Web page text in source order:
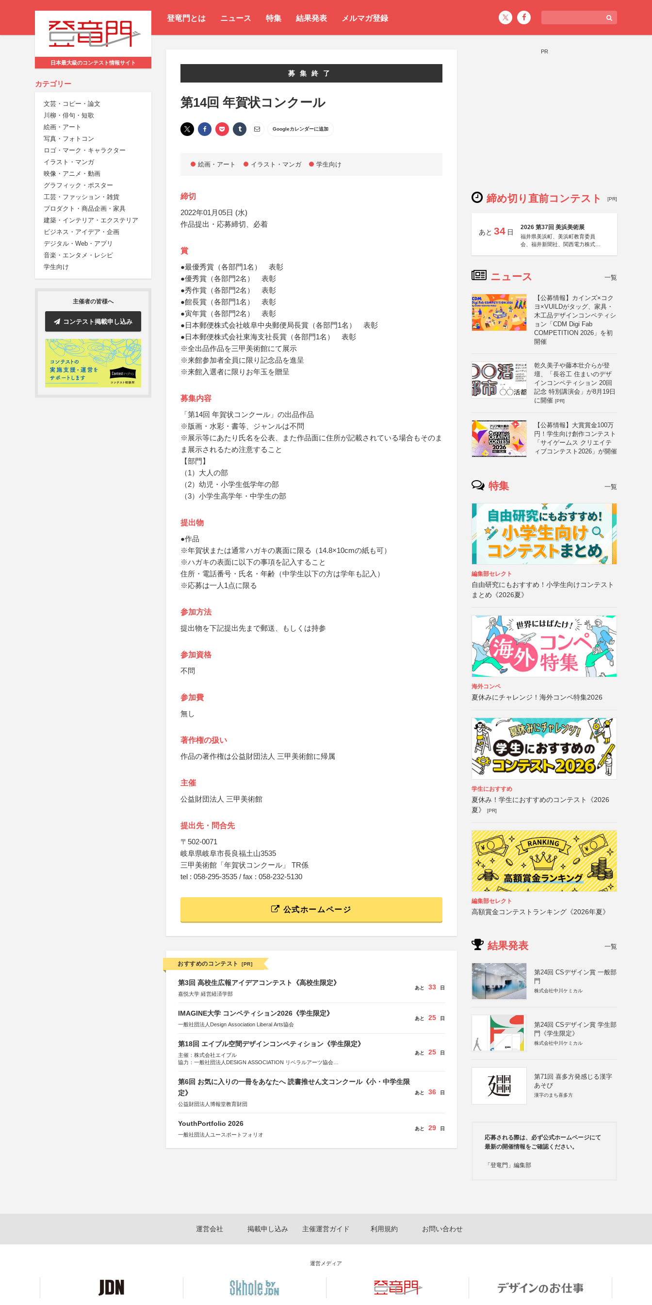
登竜門とは ニュース 特集 結果発表 メルマガ登録
日本最大級のコンテスト情報サイト
カテゴリー
文芸・コピー・論文
川柳・俳句・短歌
絵画・アート
写真・フォトコン
ロゴ・マーク・キャラクター
イラスト・マンガ
映像・アニメ・動画
グラフィック・ポスター
工芸・ファッション・雑貨
プロダクト・商品企画・家具
建築・インテリア・エクステリア
ビジネス・アイデア・企画
デジタル・Web・アプリ
音楽・エンタメ・レシピ
学生向け
主催者の皆様へ
コンテスト掲載申し込み
募集終了
第14回 年賀状コンクール
Googleカレンダーに追加
絵画・アート イラスト・マンガ 学生向け
締切
2022年01月05日 (水)
作品提出・応募締切、必着
賞
●最優秀賞（各部門1名） 表彰
●優秀賞（各部門2名） 表彰
●秀作賞（各部門2名） 表彰
●館長賞（各部門1名） 表彰
●寅年賞（各部門2名） 表彰
●日本郵便株式会社岐阜中央郵便局長賞（各部門1名） 表彰
●日本郵便株式会社東海支社長賞（各部門1名） 表彰
※全出品作品を三甲美術館にて展示
※来館参加者全員に限り記念品を進呈
※来館入選者に限りお年玉を贈呈
募集内容
「第14回 年賀状コンクール」の出品作品
※版画・水彩・書等、ジャンルは不問
※展示等にあたり氏名を公表、また作品面に住所が記載されている場合もそのま
ま展示されるため注意すること
【部門】
（1）大人の部
（2）幼児・小学生低学年の部
（3）小学生高学年・中学生の部
提出物
●作品
※年賀状または通常ハガキの裏面に限る（14.8×10cmの紙も可）
※ハガキの表面に以下の事項を記入すること
住所・電話番号・氏名・年齢（中学生以下の方は学年も記入）
※応募は一人1点に限る
参加方法
提出物を下記提出先まで郵送、もしくは持参
参加資格
不問
参加費
無し
著作権の扱い
作品の著作権は公益財団法人 三甲美術館に帰属
主催
公益財団法人 三甲美術館
提出先・問合先
〒502-0071
岐阜県岐阜市長良福土山3535
三甲美術館「年賀状コンクール」 TR係
tel : 058-295-3535 / fax : 058-232-5130
公式ホームページ
おすすめのコンテスト [PR]
第3回 高校生広報アイデアコンテスト《高校生限定》
嘉悦大学 経営経済学部
あと 33 日
IMAGINE大学 コンペティション2026《学生限定》
一般社団法人Design Association Liberal Arts協会
あと 25 日
第18回 エイブル空間デザインコンペティション《学生限定》
主催：株式会社エイブル
協力：一般社団法人DESIGN ASSOCIATION リベラルアーツ協会
あと 25 日
第6回 お気に入りの一冊をあなたへ 読書推せん文コンクール《小・中学生限
定》
公益財団法人博報堂教育財団
あと 36 日
YouthPortfolio 2026
一般社団法人ユースポートフォリオ
あと 29 日
PR
締め切り直前コンテスト [PR]
あと 34 日
2026 第37回 美浜美術展
福井県美浜町、美浜町教育委員
会、福井新聞社、関西電力株式会
ニュース 一覧
【公募情報】カインズ×コク
ヨ×VUILDがタッグ、家具・
木工品デザインコンペティシ
ョン「CDM Digi Fab
COMPETITION 2026」を初
開催
乾久美子や藤本壮介らが登
壇、「長谷工 住まいのデザ
インコンペティション 20回
記念 特別講演会」が8月19日
に開催 [PR]
【公募情報】大賞賞金100万
円！学生向け創作コンテスト
「サイゲームス クリエイテ
ィブコンテスト2026」が開催
特集 一覧
編集部セレクト
自由研究にもおすすめ！小学生向けコンテスト
まとめ《2026夏》
海外コンペ
夏休みにチャレンジ！海外コンペ特集2026
学生におすすめ
夏休み！学生におすすめのコンテスト《2026
夏》
[PR]
編集部セレクト
高額賞金コンテストランキング《2026年夏》
結果発表 一覧
第24回 CSデザイン賞 一般部
門
株式会社中川ケミカル
第24回 CSデザイン賞 学生部
門《学生限定》
株式会社中川ケミカル
第71回 喜多方発感じる漢字
あそび
漢字のまち喜多方
応募される際は、必ず公式ホームページにて
最新の開催情報をご確認ください。
「登竜門」編集部
運営会社 掲載申し込み 主催運営ガイド 利用規約 お問い合わせ
運営メディア